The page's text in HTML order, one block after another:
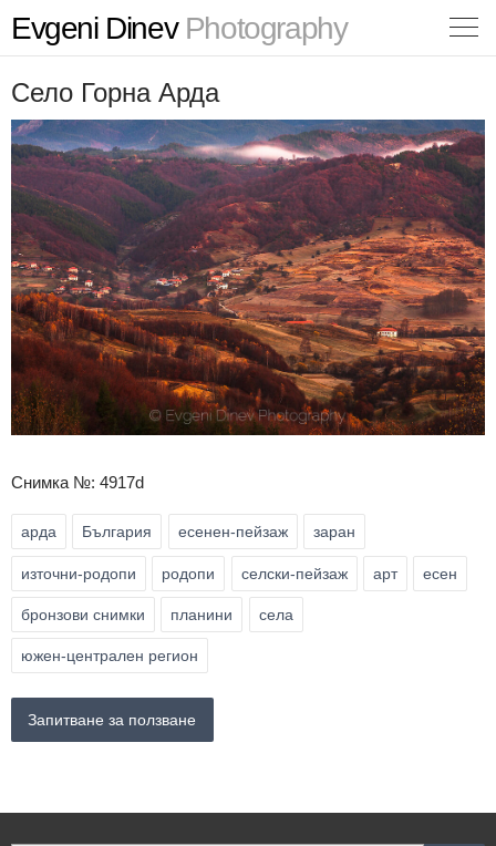
Evgeni DinevPhotography
Село Горна Арда
Снимка №: 4917d
арда България есенен-пейзаж заран
източни-родопи родопи селски-пейзаж арт есен
бронзови снимки планини села
южен-централен регион
Запитване за ползване